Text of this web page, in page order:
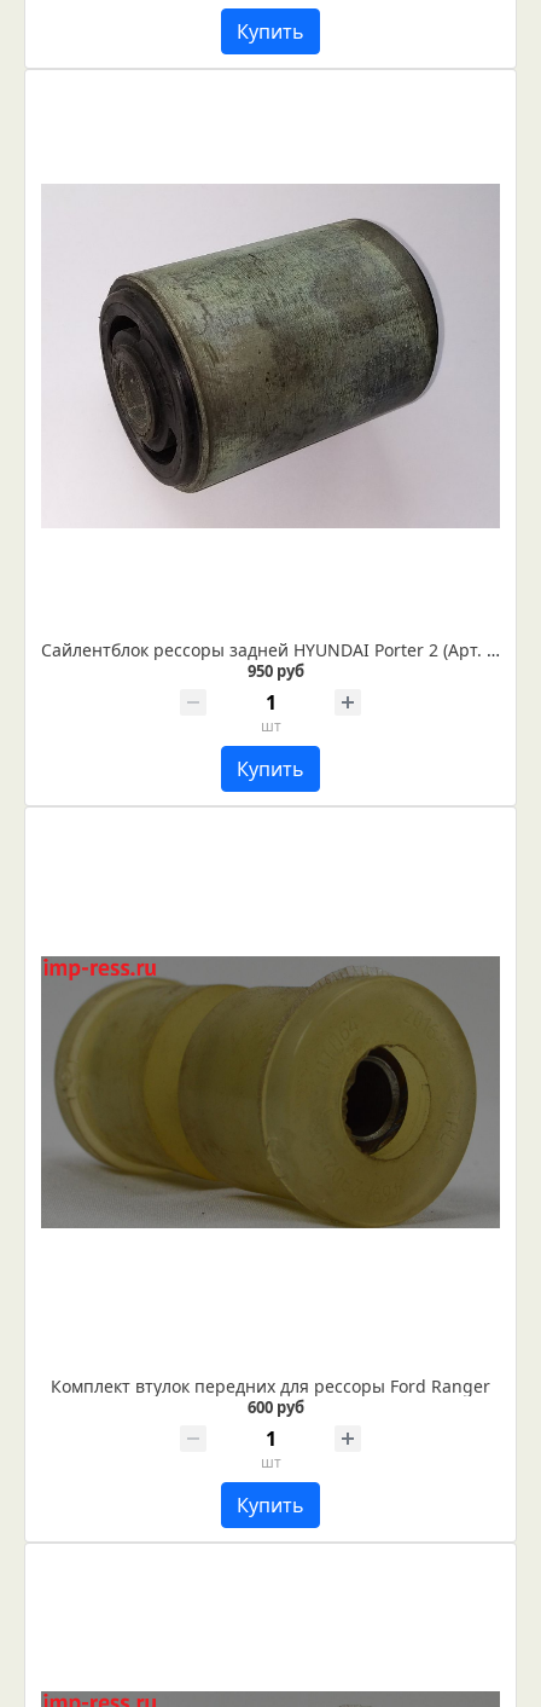
Купить
Сайлентблок рессоры задней HYUNDAI Porter 2 (Арт. IR 06-12-16)
950 руб
шт
Купить
Комплект втулок передних для рессоры Ford Ranger
600 руб
шт
Купить